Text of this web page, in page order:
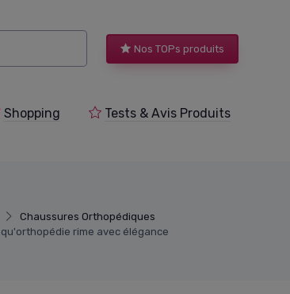
Nos TOPs produits
Shopping Tests & Avis Produits
Chaussures Orthopédiques
rime avec élégance